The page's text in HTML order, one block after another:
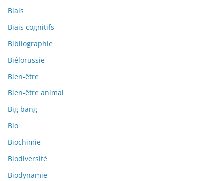
Biais
Biais cognitifs
Bibliographie
Biélorussie
Bien-être
Bien-être animal
Big bang
Bio
Biochimie
Biodiversité
Biodynamie